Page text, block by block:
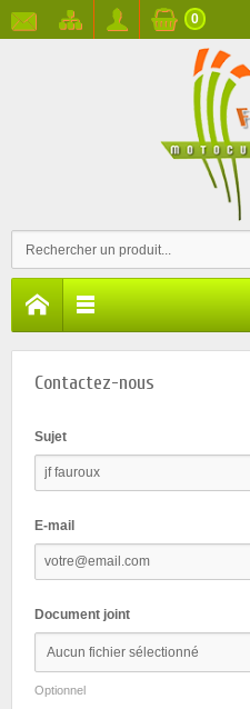
0
Contactez-nous
Sujet
E-mail
Document joint
Aucun fichier sélectionné
Optionnel